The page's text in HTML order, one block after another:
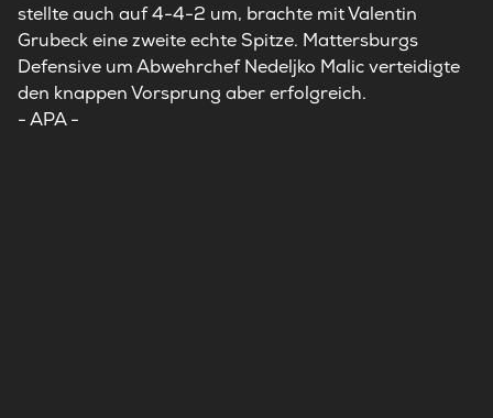
stellte auch auf 4-4-2 um, brachte mit Valentin
Grubeck eine zweite echte Spitze. Mattersburgs
Defensive um Abwehrchef Nedeljko Malic verteidigte
den knappen Vorsprung aber erfolgreich.
- APA -